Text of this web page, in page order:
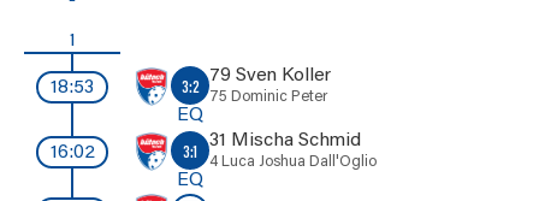
1
18:53
79 Sven Koller
75 Dominic Peter
3:2
EQ
16:02
31 Mischa Schmid
4 Luca Joshua Dall'Oglio
3:1
EQ